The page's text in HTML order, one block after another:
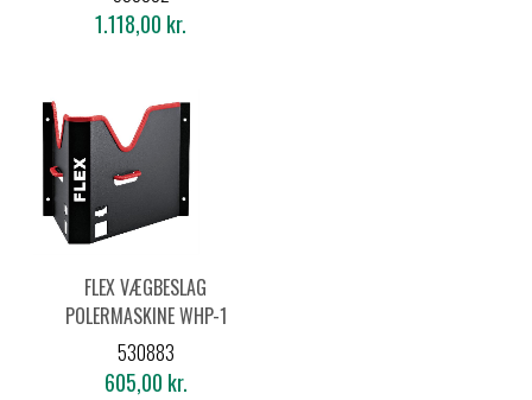
1.118,00 kr.
FLEX VÆGBESLAG
POLERMASKINE WHP-1
AC/DC
530883
605,00 kr.